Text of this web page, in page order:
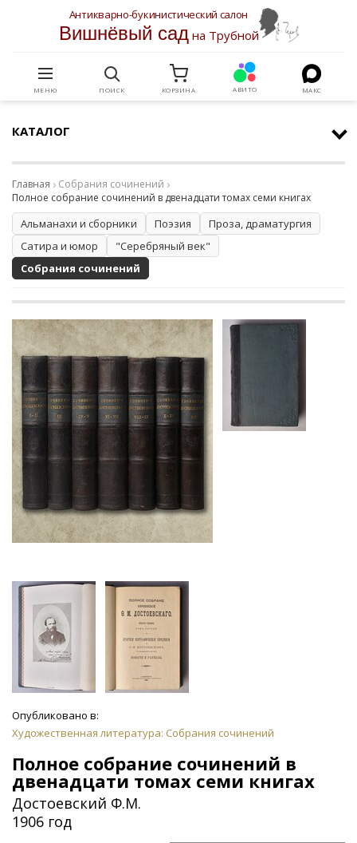
Антикварно-букинистический салон
Вишнёвый садна Трубной
МЕНЮ ПОИСК КОРЗИНА АВИТО МАКС
КАТАЛОГ
Главная
Собрания сочинений
Полное собрание сочинений в двенадцати томах семи книгах
Альманахи и сборники Поэзия
Проза, драматургия
Сатира и юмор
"Серебряный век"
Собрания сочинений
Опубликовано в:
Художественная литература: Собрания сочинений
Полное собрание сочинений в
двенадцати томах семи книгах
Достоевский Ф.М.
1906 год